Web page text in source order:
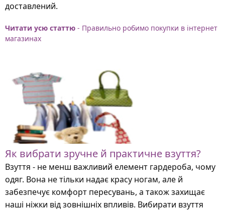
доставлений.
Читати усю статтю - Правильно робимо покупки в інтернет
магазинах
Як вибрати зручне й практичне взуття?
Взуття - не менш важливий елемент гардероба, чому
одяг. Вона не тільки надає красу ногам, але й
забезпечує комфорт пересувань, а також захищає
наші ніжки від зовнішніх впливів. Вибирати взуття